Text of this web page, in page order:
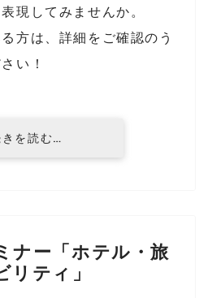
現してみませんか。
方は、詳細をご確認のう
い！
きを読む…
ナー「ホテル・旅
リティ」